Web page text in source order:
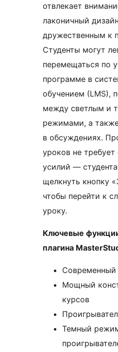
отвлекает
лаконичный
дружественным к
Студенты могут
перемещаться по
программе в
обучением (LMS),
между светлым и
режимами, а
в обсуждениях.
уроков не
усилий —
щелкнуть кнопку
чтобы перейти к
уроку.
Ключевые
плагина
Современный
Мощный
курсов
Темный